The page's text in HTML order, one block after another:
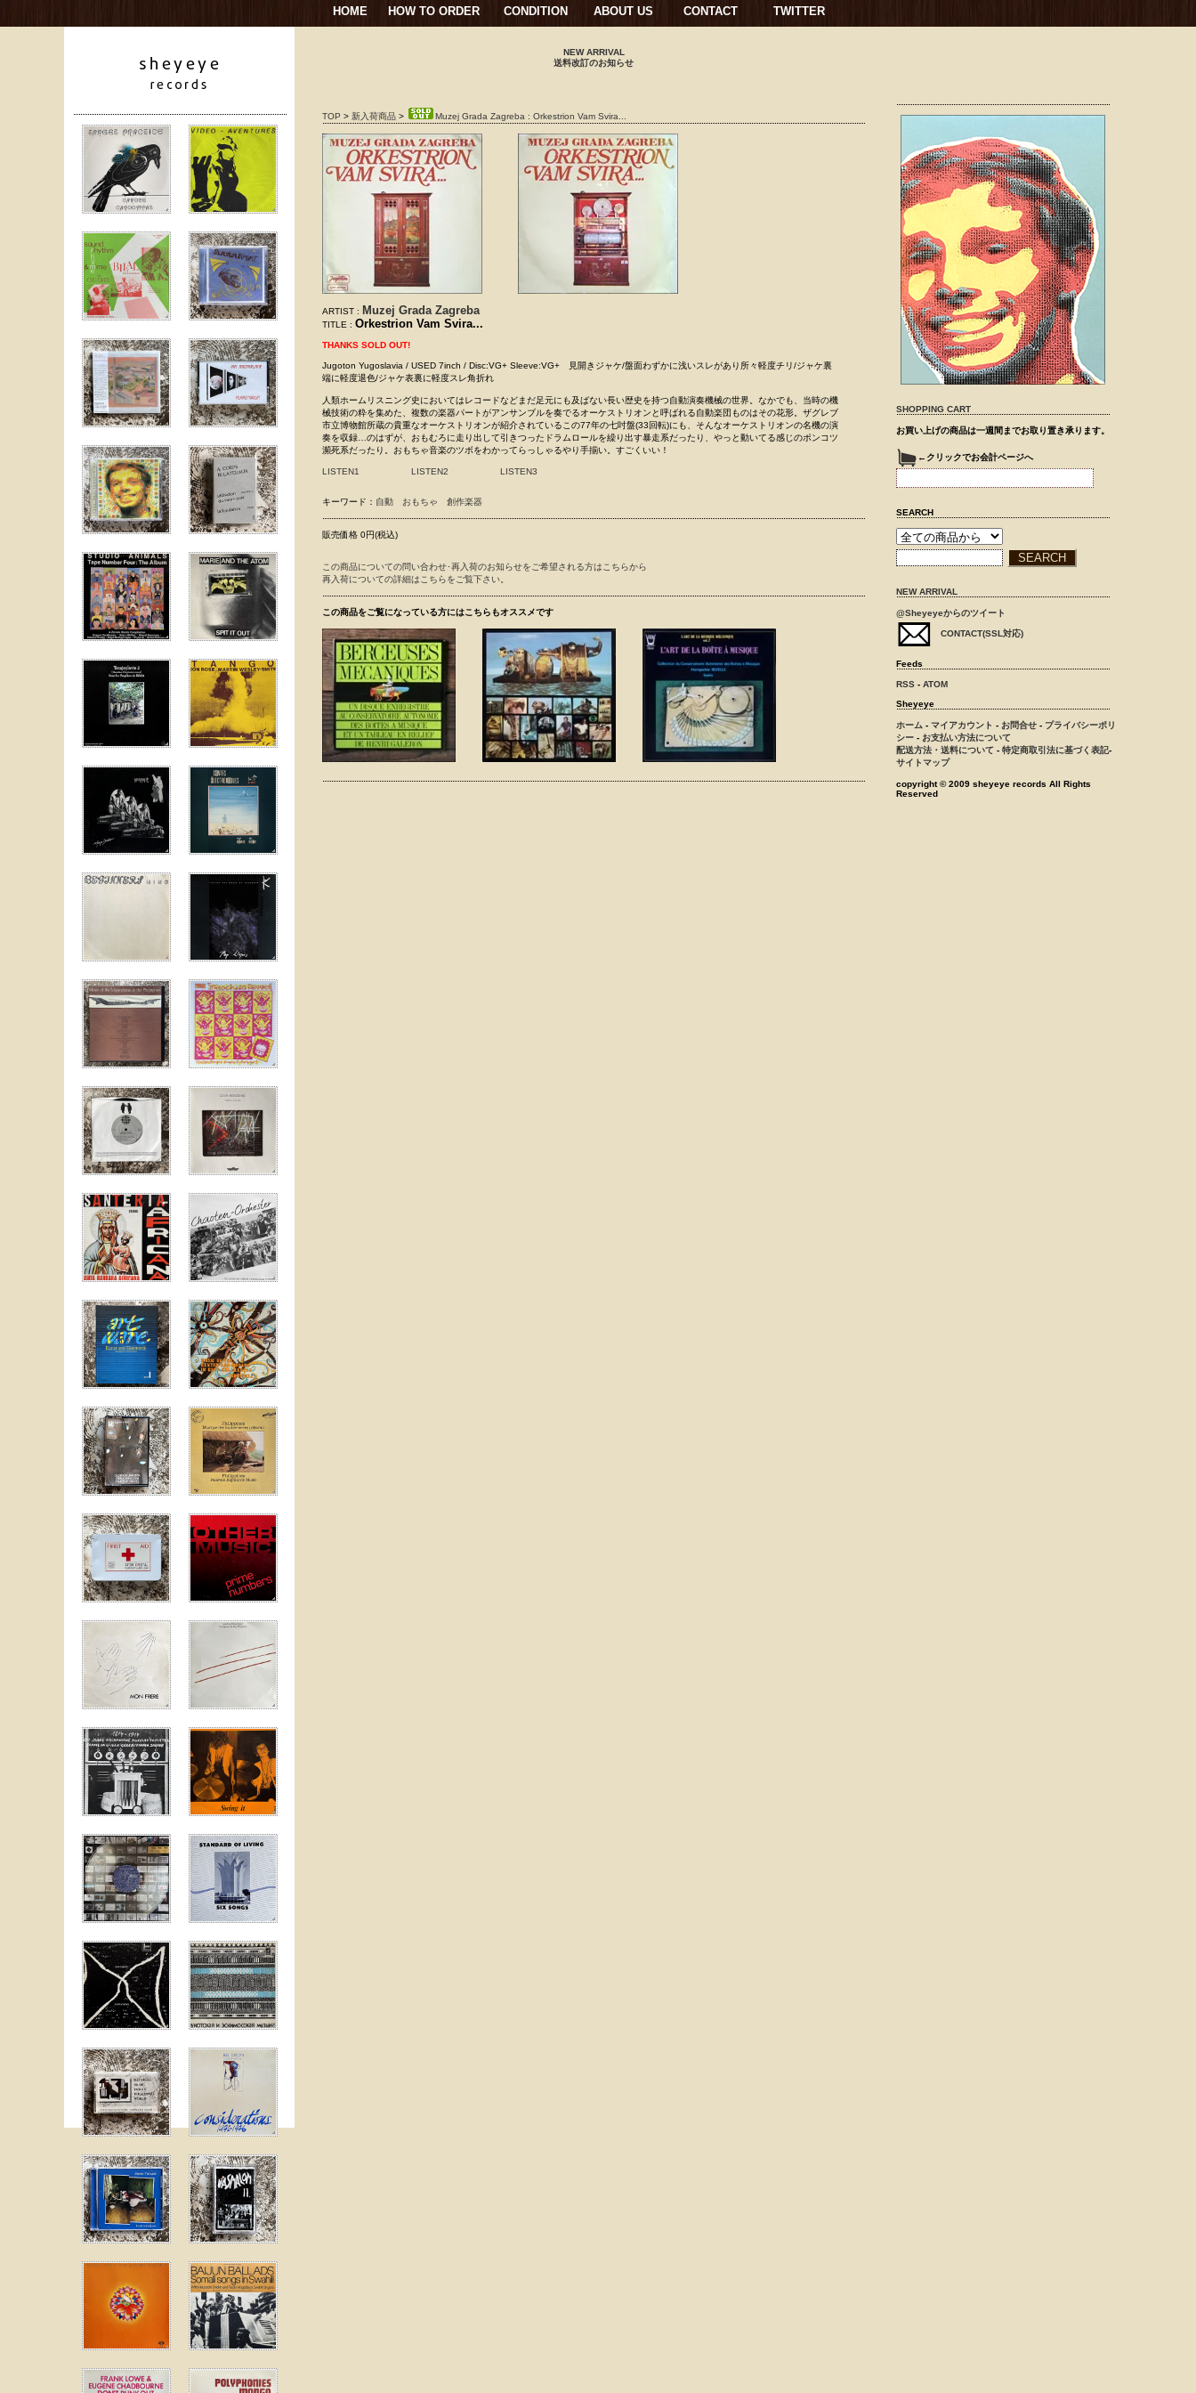
HOME HOW TO ORDER CONDITION ABOUT US CONTACT TWITTER
NEW ARRIVAL
送料改訂のお知らせ
TOP > 新入荷商品 > Muzej Grada Zagreba : Orkestrion Vam Svira...
ARTIST : Muzej Grada Zagreba
TITLE : Orkestrion Vam Svira...
THANKS SOLD OUT!
Jugoton Yugoslavia / USED 7inch / Disc:VG+ Sleeve:VG+ 見開きジャケ/盤面わずかに浅いスレがあり所々軽度チリ/ジャケ裏
端に軽度退色/ジャケ表裏に軽度スレ角折れ
人類ホームリスニング史においてはレコードなどまだ足元にも及ばない長い歴史を持つ自動演奏機械の世界。なかでも、当時の機
械技術の粋を集めた、複数の楽器パートがアンサンブルを奏でるオーケストリオンと呼ばれる自動楽団ものはその花形。ザグレブ
市立博物館所蔵の貴重なオーケストリオンが紹介されているこの77年の七吋盤(33回転)にも、そんなオーケストリオンの名機の演
奏を収録…のはずが、おもむろに走り出して引きつったドラムロールを繰り出す暴走系だったり、やっと動いてる感じのポンコツ
瀕死系だったり。おもちゃ音楽のツボをわかってらっしゃるやり手揃い。すごくいい！
LISTEN1 LISTEN2 LISTEN3
キーワード： 自動 おもちゃ 創作楽器
販売価格 0円(税込)
この商品についての問い合わせ･再入荷のお知らせをご希望される方はこちらから
再入荷についての詳細はこちらをご覧下さい。
この商品をご覧になっている方にはこちらもオススメです
SHOPPING CART
お買い上げの商品は一週間までお取り置き承ります。
←クリックでお会計ページへ
SEARCH
NEW ARRIVAL
@Sheyeyeからのツイート
CONTACT(SSL対応)
Feeds
RSS - ATOM
Sheyeye
ホーム - マイアカウント - お問合せ - プライバシーポリ
シー - お支払い方法について
配送方法・送料について - 特定商取引法に基づく表記-
サイトマップ
copyright © 2009 sheyeye records All Rights
Reserved